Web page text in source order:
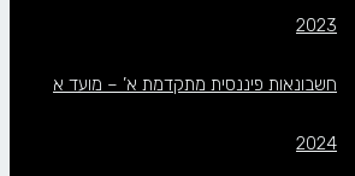
2023
חשבונאות פיננסית מתקדמת א’ – מועד א
2024